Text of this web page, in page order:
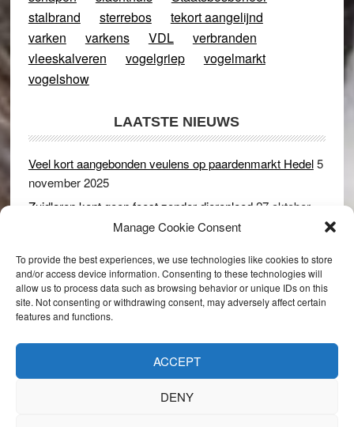
Manage Cookie Consent
To provide the best experiences, we use technologies like cookies to store
and/or access device information. Consenting to these technologies will
allow us to process data such as browsing behavior or unique IDs on this
site. Not consenting or withdrawing consent, may adversely affect certain
features and functions.
ACCEPT
DENY
stalbrand
sterrebos
tekort aangelijnd
varken
varkens VDL
verbranden
vleeskalveren
vogelgriep
vogelmarkt
vogelshow
LAATSTE NIEUWS
Veel kort aangebonden veulens op paardenmarkt Hedel5
november 2025
Zuidlaren kent geen feest zonder dierenleed27 oktober
Rijswijk (Gld) 2 december 2024
Dikbillen sieren de troon op schaamteloos Leste Merte in
Druten 8 november 2024